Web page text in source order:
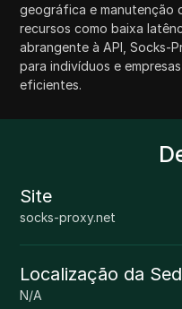
geográfica e manutenção
recursos como baixa
abrangente à API, Socks-
para indivíduos e
eficientes.
Site
socks-proxy.net
Localização da
N/A